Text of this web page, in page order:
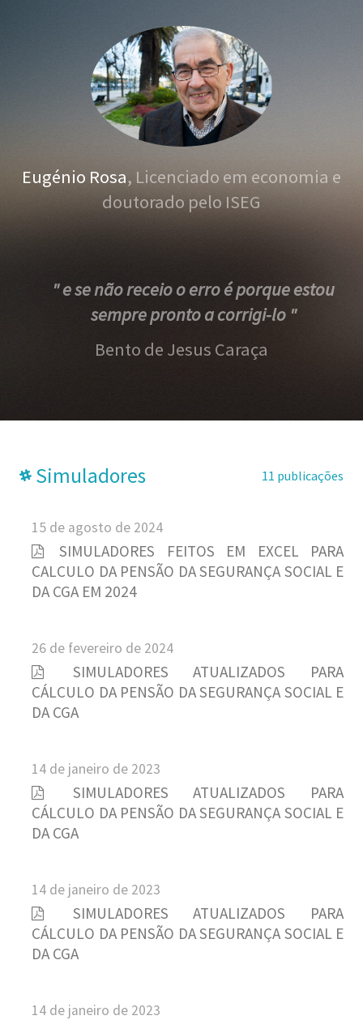
Eugénio Rosa, Licenciado em economia e
doutorado pelo ISEG
" e se não receio o erro é porque estou
sempre pronto a corrigi-lo "
Bento de Jesus Caraça
Simuladores 11 publicações
15 de agosto de 2024
SIMULADORES FEITOS EM EXCEL PARA
CALCULO DA PENSÃO DA SEGURANÇA SOCIAL E
DA CGA EM 2024
26 de fevereiro de 2024
SIMULADORES ATUALIZADOS PARA
CÁLCULO DA PENSÃO DA SEGURANÇA SOCIAL E
DA CGA
14 de janeiro de 2023
SIMULADORES ATUALIZADOS PARA
CÁLCULO DA PENSÃO DA SEGURANÇA SOCIAL E
DA CGA
14 de janeiro de 2023
SIMULADORES ATUALIZADOS PARA
CÁLCULO DA PENSÃO DA SEGURANÇA SOCIAL E
DA CGA
14 de janeiro de 2023